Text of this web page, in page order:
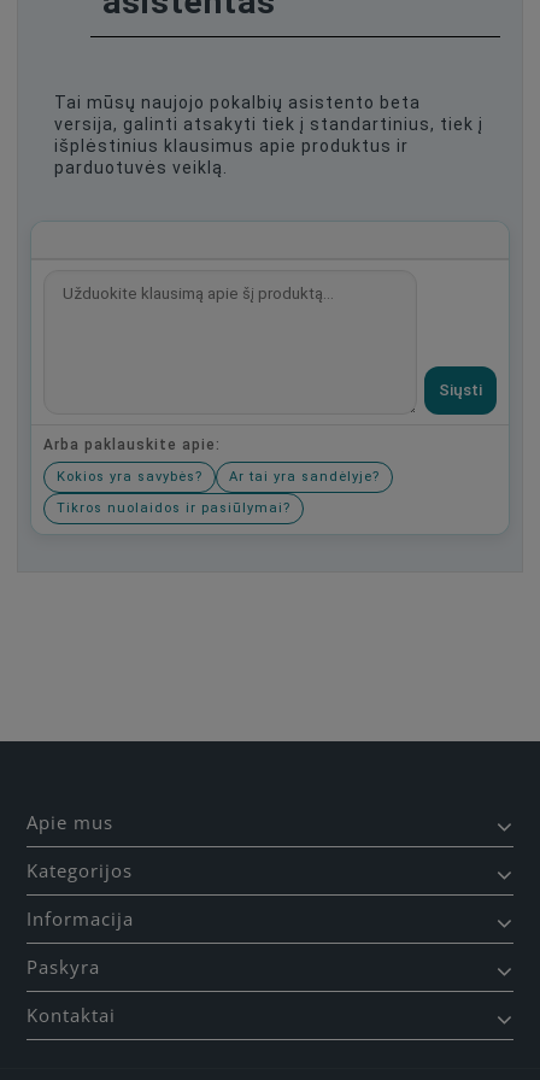
Tai mūsų naujojo pokalbių asistento beta
versija, galinti atsakyti tiek į standartinius, tiek į
išplėstinius klausimus apie produktus ir
parduotuvės veiklą.
Siųsti
Arba paklauskite apie:
Kokios yra savybės?
Ar tai yra sandėlyje?
Tikros nuolaidos ir pasiūlymai?
Apie mus
Kategorijos
Informacija
Paskyra
Kontaktai